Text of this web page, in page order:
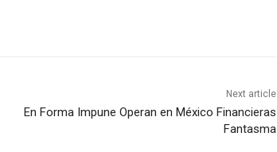
Next article
En Forma Impune Operan en México Financieras
Fantasma